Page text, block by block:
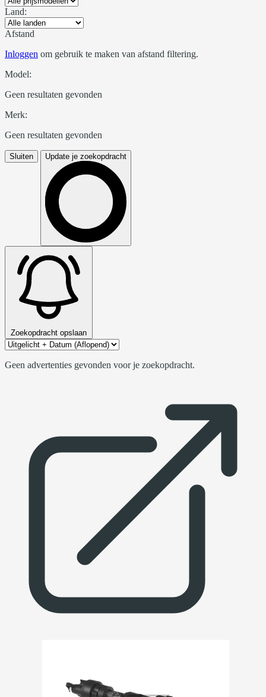
Land:
Afstand
Inloggen om gebruik te maken van afstand filtering.
Model:
Geen resultaten gevonden
Merk:
Geen resultaten gevonden
Sluiten Update je zoekopdracht
Zoekopdracht opslaan
Geen advertenties gevonden voor je zoekopdracht.